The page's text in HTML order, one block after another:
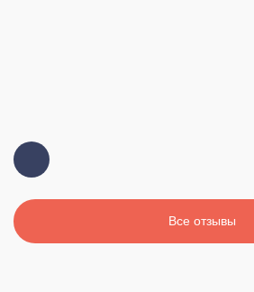
Все отзывы